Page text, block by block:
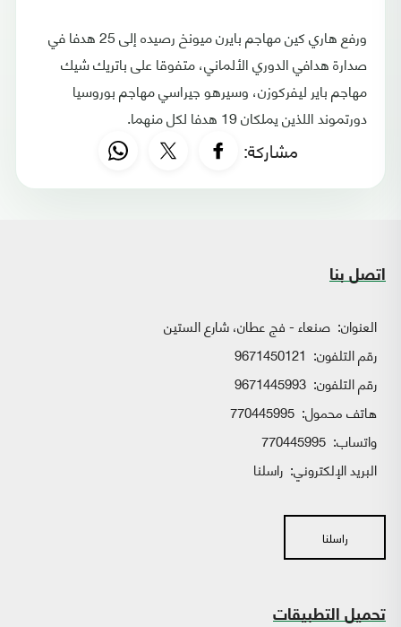
ورفع هاري كين مهاجم بايرن ميونخ رصيده إلى 25 هدفا في
صدارة هدافي الدوري الألماني، متفوقا على باتريك شيك
مهاجم باير ليفركوزن، وسيرهو جيراسي مهاجم بوروسيا
دورتموند اللذين يملكان 19 هدفا لكل منهما.
مشاركة:
اتصل بنا
العنوان: صنعاء - فج عطان، شارع الستين
رقم التلفون: 9671450121
رقم التلفون: 9671445993
هاتف محمول: 770445995
واتساب:
البريد الإلكتروني: راسلنا
راسلنا
تحميل التطبيقات